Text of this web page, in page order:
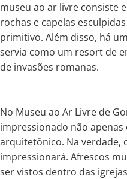
museu ao ar livre consiste
rochas e capelas
primitivo. Além disso, há
servia como um resort de
de invasões romanas.
No Museu ao Ar Livre de
impressionado não
arquitetônico. Na verdade,
impressionará. Afrescos
ser vistos dentro das